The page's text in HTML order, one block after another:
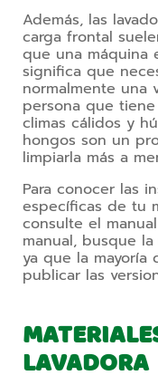
Además, las
carga frontal
que una máquina
significa que
normalmente una
persona que
climas cálidos y
hongos son un
limpiarla más a
Para conocer las
específicas de tu
consulte el
manual, busque
ya que la mayoría
publicar las
LAVADORA